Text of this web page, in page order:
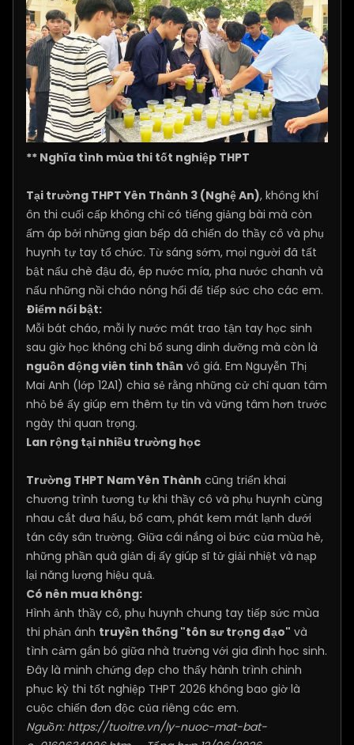
** Nghĩa tình mùa thi tốt nghiệp THPT
Tại trường THPT Yên Thành 3 (Nghệ An), không khí
ôn thi cuối cấp không chỉ có tiếng giảng bài mà còn
ấm áp bởi những gian bếp dã chiến do thầy cô và phụ
huynh tự tay tổ chức. Từ sáng sớm, mọi người đã tất
bật nấu chè đậu đỏ, ép nước mía, pha nước chanh và
nấu những nồi cháo nóng hổi để tiếp sức cho các em.
Điểm nổi bật:
Mỗi bát cháo, mỗi ly nước mát trao tận tay học sinh
sau giờ học không chỉ bổ sung dinh dưỡng mà còn là
nguồn động viên tinh thần vô giá. Em Nguyễn Thị
Mai Anh (lớp 12A1) chia sẻ rằng những cử chỉ quan tâm
nhỏ bé ấy giúp em thêm tự tin và vững tâm hơn trước
ngày thi quan trọng.
Lan rộng tại nhiều trường học
Trường THPT Nam Yên Thành cũng triển khai
chương trình tương tự khi thầy cô và phụ huynh cùng
nhau cắt dưa hấu, bổ cam, phát kem mát lạnh dưới
tán cây sân trường. Giữa cái nắng oi bức của mùa hè,
những phần quà giản dị ấy giúp sĩ tử giải nhiệt và nạp
lại năng lượng hiệu quả.
Có nên mua không:
Hình ảnh thầy cô, phụ huynh chung tay tiếp sức mùa
thi phản ánh truyền thống "tôn sư trọng đạo" và
tình cảm gắn bó giữa nhà trường với gia đình học sinh.
Đây là minh chứng đẹp cho thấy hành trình chinh
phục kỳ thi tốt nghiệp THPT 2026 không bao giờ là
cuộc chiến đơn độc của riêng các em.
Nguồn: https://tuoitre.vn/ly-nuoc-mat-bat-